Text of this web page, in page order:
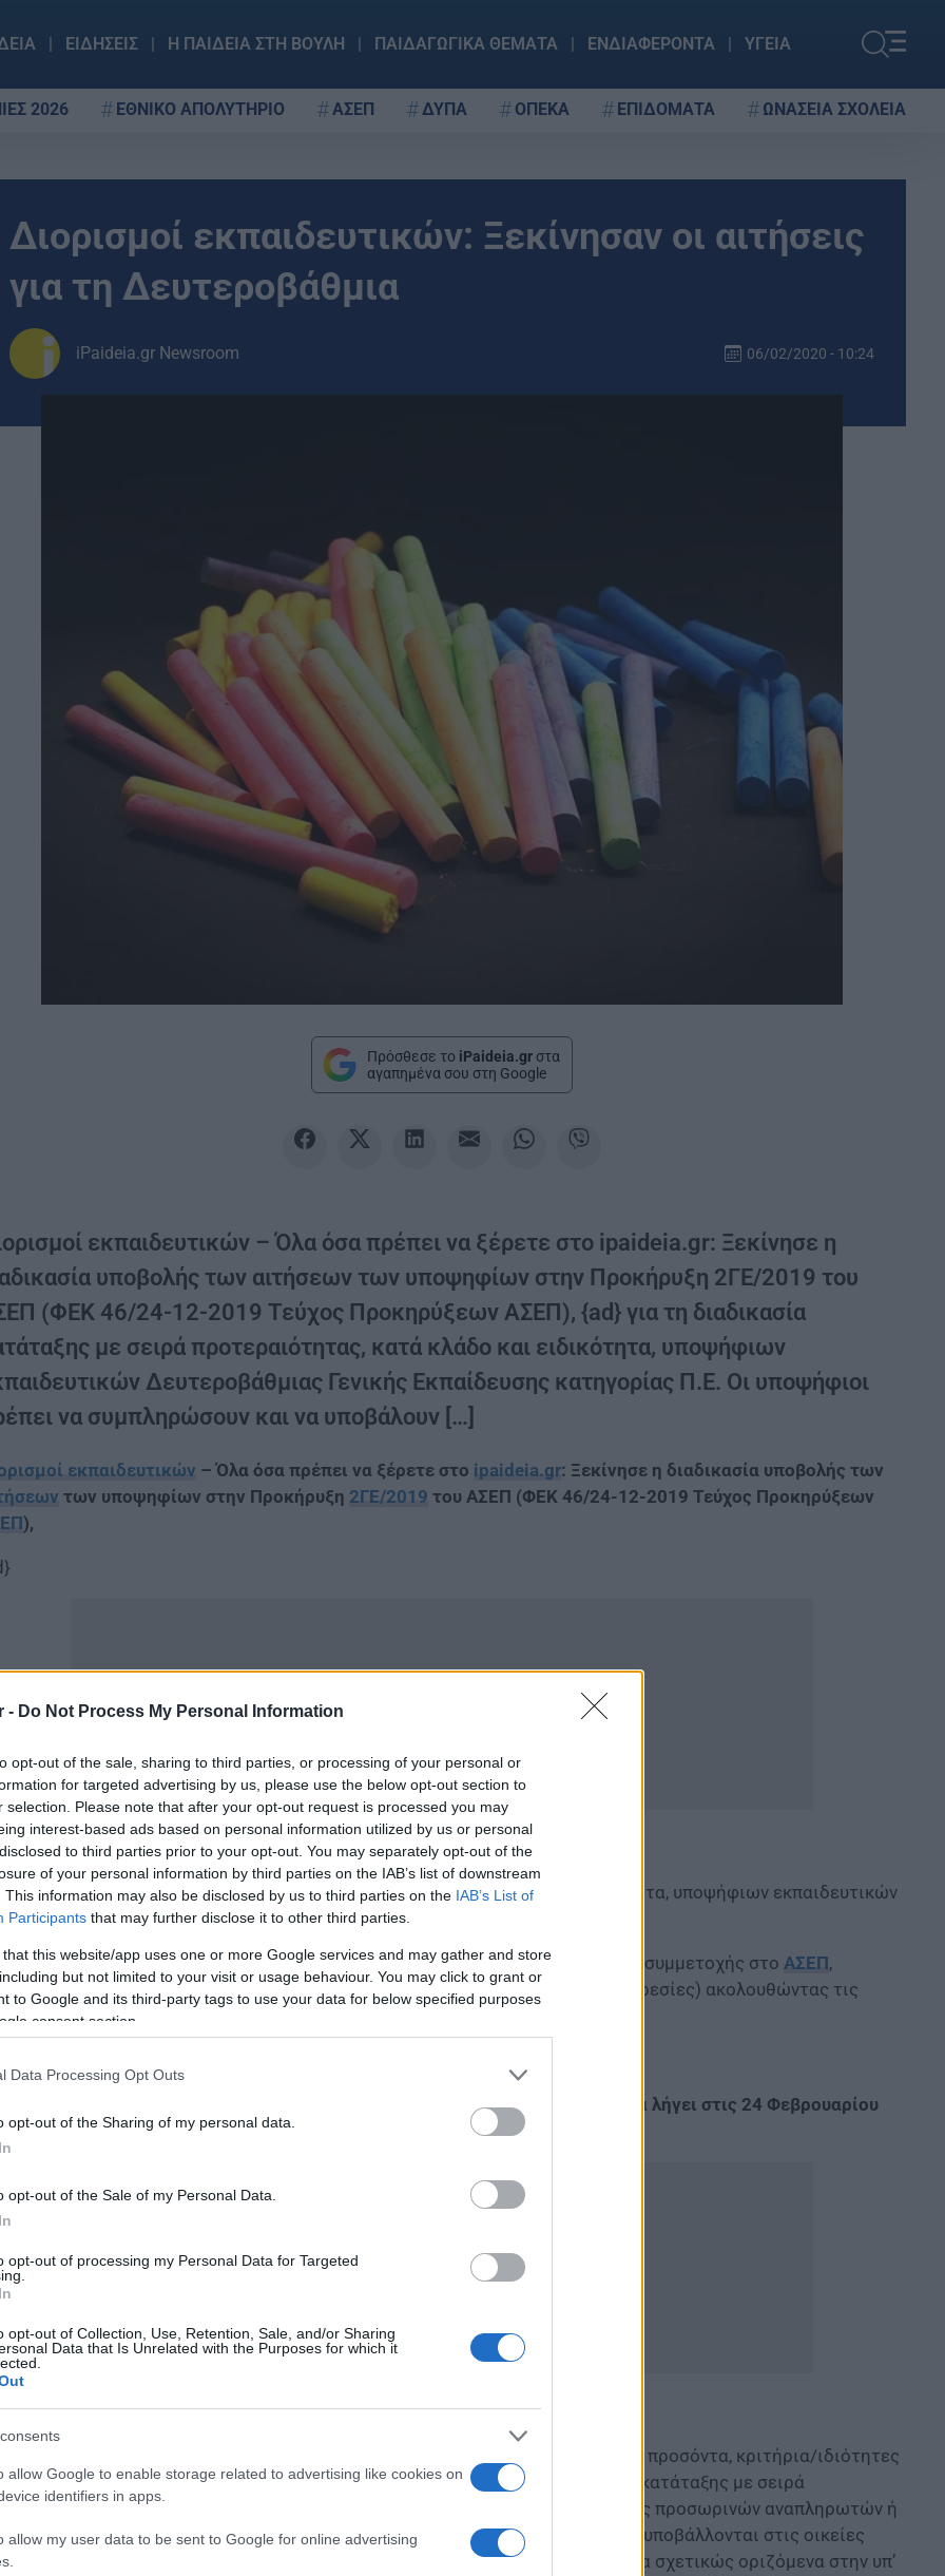
- Do Not Process My Personal Information
opt-out of the sale, sharing to third parties, or processing of your personal or
for targeted advertising by us, please use the below opt-out section to
selection. Please note that after your opt-out request is processed you may
interest-based ads based on personal information utilized by us or personal
to third parties prior to your opt-out. You may separately opt-out of the
of your personal information by third parties on the IAB’s list of downstream
This information may also be disclosed by us to third parties on the IAB’s List of
Participants that may further disclose it to other third parties.
that this website/app uses one or more Google services and may gather and store
but not limited to your visit or usage behaviour. You may click to grant or
to Google and its third-party tags to use your data for below specified purposes
consent section.
Data Processing Opt Outs
opt-out of the Sharing of my personal data.
opt-out of the Sale of my Personal Data.
opt-out of processing my Personal Data for Targeted
opt-out of Collection, Use, Retention, Sale, and/or Sharing
Data that Is Unrelated with the Purposes for which it
allow Google to enable storage related to advertising like cookies on
identifiers in apps.
allow my user data to be sent to Google for online advertising
ΕΙΔΗΣΕΙΣ Η ΠΑΙΔΕΙΑ ΣΤΗ ΒΟΥΛΗ ΠΑΙΔΑΓΩΓΙΚΑ ΘΕΜΑΤΑ ΕΝΔΙΑΦΕΡΟΝΤΑ ΥΓΕΙΑ
2026 ΕΘΝΙΚΟ ΑΠΟΛΥΤΗΡΙΟ ΑΣΕΠ ΔΥΠΑ ΟΠΕΚΑ ΕΠΙΔΟΜΑΤΑ ΩΝΑΣΕΙΑ ΣΧΟΛΕΙΑ
Διορισμοί εκπαιδευτικών: Ξεκίνησαν οι αιτήσεις
για τη Δευτεροβάθμια
iPaideia.gr Newsroom 06/02/2020 - 10:24
Πρόσθεσε το iPaideia.gr στα
αγαπημένα σου στη Google
εκπαιδευτικών – Όλα όσα πρέπει να ξέρετε στο ipaideia.gr: Ξεκίνησε η
υποβολής των αιτήσεων των υποψηφίων στην Προκήρυξη 2ΓΕ/2019 του
(ΦΕΚ 46/24-12-2019 Τεύχος Προκηρύξεων ΑΣΕΠ), {ad} για τη διαδικασία
με σειρά προτεραιότητας, κατά κλάδο και ειδικότητα, υποψήφιων
Δευτεροβάθμιας Γενικής Εκπαίδευσης κατηγορίας Π.Ε. Οι υποψήφιοι
να συμπληρώσουν και να υποβάλουν […]
εκπαιδευτικών – Όλα όσα πρέπει να ξέρετε στο ipaideia.gr: Ξεκίνησε η διαδικασία υποβολής των
των υποψηφίων στην Προκήρυξη 2ΓΕ/2019 του ΑΣΕΠ (ΦΕΚ 46/24-12-2019 Τεύχος Προκηρύξεων
),
τη διαδικασία κατάταξης με σειρά προτεραιότητας, κατά κλάδο και ειδικότητα, υποψήφιων εκπαιδευτικών
Γενικής Εκπαίδευσης κατηγορίας Π.Ε.
πρέπει να συμπληρώσουν και να υποβάλουν ηλεκτρονική αίτηση συμμετοχής στο ΑΣΕΠ,
μέσω του διαδικτυακού του τόπου ( Πολίτες → Ηλεκτρονικές Υπηρεσίες) ακολουθώντας τις
που παρέχονται στην Προκήρυξη (Παράρτημα Δ΄).
υποβολής των ηλεκτρονικών αιτήσεων συμμετοχής στη διαδικασία λήγει στις 24 Φεβρουαρίου
, ημέρα Δευτέρα και ώρα 14:00.
απαραίτητα, κατά περίπτωση, δικαιολογητικά με τα οποία αποδεικνύονται τα προσόντα, κριτήρια/ιδιότητες
επικαλούνται οι υποψήφιοι με την αίτηση συμμετοχής τους στη διαδικασία κατάταξης με σειρά
για τον διορισμό τους ως μονίμων ή/και την πρόσληψή τους ως προσωρινών αναπληρωτών ή
εκπαιδευτικών, όπως ορίζονται στο ΚΕΦΑΛΑΙΟ Δ΄ της Προκήρυξης, υποβάλλονται στις οικείες
Εκπαίδευσης μέχρι και την Τετάρτη 4 Μαρτίου 2020, σύμφωνα με τα σχετικώς οριζόμενα στην υπ’